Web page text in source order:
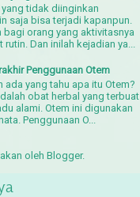
yang tidak diinginkan
saja bisa terjadi kapanpun.
bagi orang yang aktivitasnya
rutin. Dan inilah kejadian ya...
Penggunaan Otem
ada yang tahu apa itu Otem?
obat herbal yang terbuat
alami. Otem ini digunakan
Penggunaan O...
oleh Blogger.